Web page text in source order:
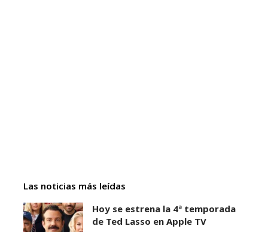
Las noticias más leídas
Hoy se estrena la 4ª temporada
de Ted Lasso en Apple TV